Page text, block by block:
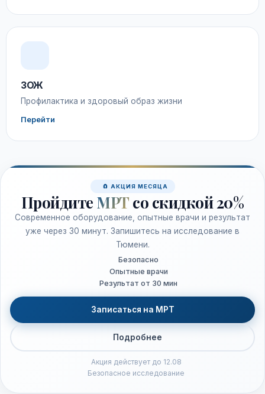
ЗОЖ
Профилактика и здоровый образ жизни
Перейти
🧲 АКЦИЯ МЕСЯЦА
Пройдите МРТ со скидкой 20%
Современное оборудование, опытные врачи и результат
уже через 30 минут. Запишитесь на исследование в
Тюмени.
Безопасно
Опытные врачи
Результат от 30 мин
Записаться на МРТ
Подробнее
Акция действует до 12.08
Безопасное исследование